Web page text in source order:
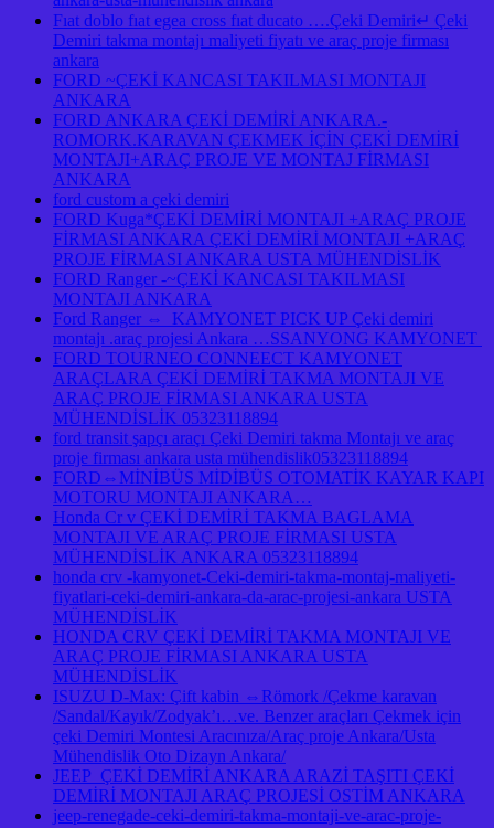
Fıat doblo fıat egea cross fıat ducato ….Çeki Demiri↵ Çeki
Demiri takma montajı maliyeti fiyatı ve araç proje firması
ankara
FORD ~ÇEKİ KANCASI TAKILMASI MONTAJI
ANKARA
FORD ANKARA ÇEKİ DEMİRİ ANKARA.-
ROMORK.KARAVAN ÇEKMEK İÇİN ÇEKİ DEMİRİ
MONTAJI+ARAÇ PROJE VE MONTAJ FİRMASI
ANKARA
ford custom a çeki demiri
FORD Kuga*ÇEKİ DEMİRİ MONTAJI +ARAÇ PROJE
FİRMASI ANKARA ÇEKİ DEMİRİ MONTAJI +ARAÇ
PROJE FİRMASI ANKARA USTA MÜHENDİSLİK
FORD Ranger -~ÇEKİ KANCASI TAKILMASI
MONTAJI ANKARA
Ford Ranger ⇔ KAMYONET PICK UP Çeki demiri
montajı .araç projesi Ankara …SSANYONG KAMYONET
FORD TOURNEO CONNEECT KAMYONET
ARAÇLARA ÇEKİ DEMİRİ TAKMA MONTAJI VE
ARAÇ PROJE FİRMASI ANKARA USTA
MÜHENDİSLİK 05323118894
ford transit şapçı araçı Çeki Demiri takma Montajı ve araç
proje firması ankara usta mühendislik05323118894
FORD⇔MİNİBÜS MİDİBÜS OTOMATİK KAYAR KAPI
MOTORU MONTAJI ANKARA…
Honda Cr v ÇEKİ DEMİRİ TAKMA BAGLAMA
MONTAJI VE ARAÇ PROJE FİRMASI USTA
MÜHENDİSLİK ANKARA 05323118894
honda crv -kamyonet-Ceki-demiri-takma-montaj-maliyeti-
fiyatlari-ceki-demiri-ankara-da-arac-projesi-ankara USTA
MÜHENDİSLİK
HONDA CRV ÇEKİ DEMİRİ TAKMA MONTAJI VE
ARAÇ PROJE FİRMASI ANKARA USTA
MÜHENDİSLİK
ISUZU D-Max: Çift kabin ⇔Römork /Çekme karavan
/Sandal/Kayık/Zodyak’ı…ve. Benzer araçları Çekmek için
çeki Demiri Montesi Aracınıza/Araç proje Ankara/Usta
Mühendislik Oto Dizayn Ankara/
JEEP ÇEKİ DEMİRİ ANKARA ARAZİ TAŞITI ÇEKİ
DEMİRİ MONTAJI ARAÇ PROJESİ OSTİM ANKARA
jeep-renegade-ceki-demiri-takma-montaji-ve-arac-proje-